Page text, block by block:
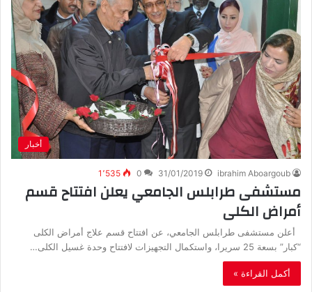
أخبار
ibrahim Aboargoub
31/01/2019
0 1٬535
مستشفى طرابلس الجامعي يعلن افتتاح قسم
أمراض الكلى
أعلن مستشفى طرابلس الجامعي، عن افتتاح قسم علاج أمراض الكلى
“كبار” بسعة 25 سريرا، واستكمال التجهيزات لافتتاح وحدة غسيل الكلى…
أكمل القراءة »